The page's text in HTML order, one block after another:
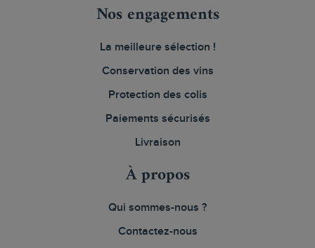
Nos engagements
La meilleure sélection !
Conservation des vins
Protection des colis
Paiements sécurisés
Livraison
À propos
Qui sommes-nous ?
Contactez-nous